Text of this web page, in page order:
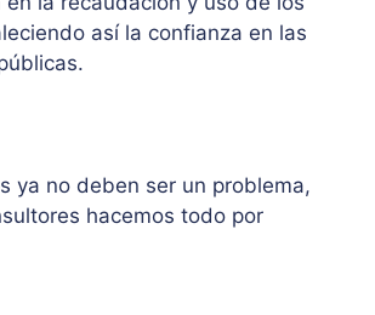
así la confianza en las
ya no deben ser un problema,
hacemos todo por